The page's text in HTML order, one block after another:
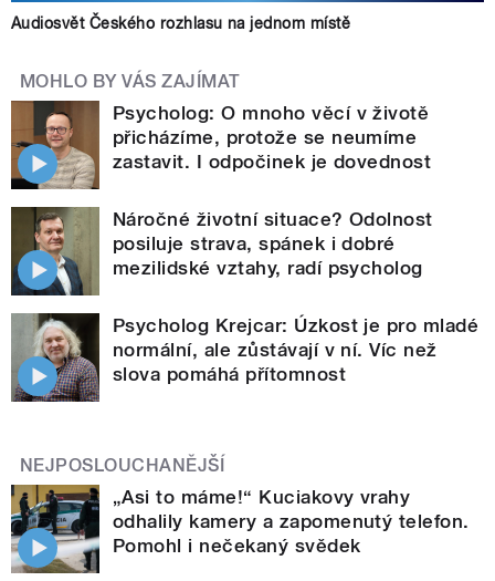
Audiosvět Českého rozhlasu na jednom místě
MOHLO BY VÁS ZAJÍMAT
Psycholog: O mnoho věcí v životě
přicházíme, protože se neumíme
zastavit. I odpočinek je dovednost
Náročné životní situace? Odolnost
posiluje strava, spánek i dobré
mezilidské vztahy, radí psycholog
Psycholog Krejcar: Úzkost je pro mladé
normální, ale zůstávají v ní. Víc než
slova pomáhá přítomnost
NEJPOSLOUCHANĚJŠÍ
„Asi to máme!“ Kuciakovy vrahy
odhalily kamery a zapomenutý telefon.
Pomohl i nečekaný svědek